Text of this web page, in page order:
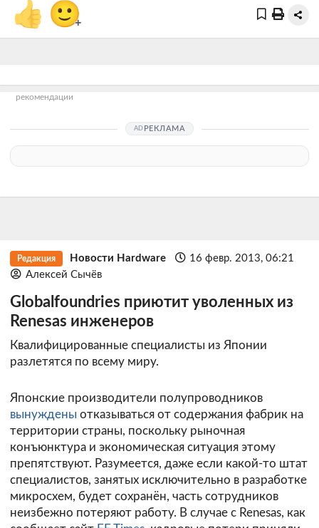
👍 🙂+
рекомендации
РЕКЛАМА
Редакция Новости Hardware
16 февр. 2013, 06:21
Алексей Сычёв
Globalfoundries приютит уволенных из
Renesas инженеров
Квалифицированные специалисты из Японии
разлетятся по всему миру.
Японские производители полупроводников
вынуждены отказываться от содержания фабрик на
территории страны, поскольку рыночная
конъюнктура и экономическая ситуация этому
препятствуют. Разумеется, даже если какой-то штат
специалистов, занятых исключительно в разработке
микросхем, будет сохранён, часть сотрудников
неизбежно потеряют работу. В случае с Renesas, как